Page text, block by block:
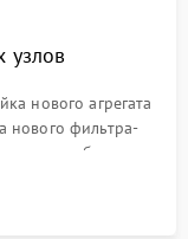
узлов
нового агрегата
нового фильтра-
обдува,
дверных петель.